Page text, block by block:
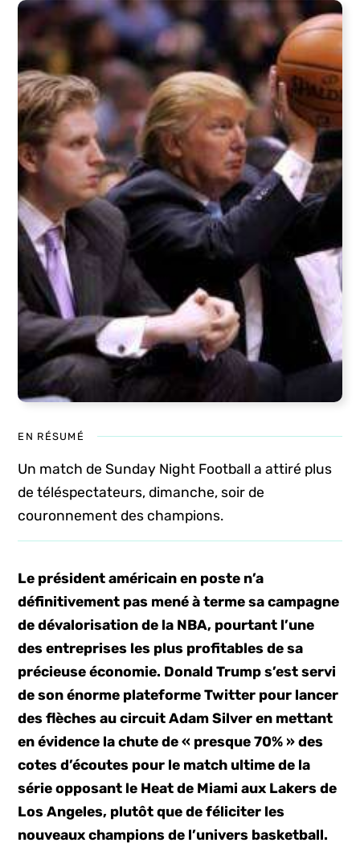
EN RÉSUMÉ
Un match de Sunday Night Football a attiré plus
de téléspectateurs, dimanche, soir de
couronnement des champions.
Le président américain en poste n’a
définitivement pas mené à terme sa campagne
de dévalorisation de la NBA, pourtant l’une
des entreprises les plus profitables de sa
précieuse économie. Donald Trump s’est servi
de son énorme plateforme Twitter pour lancer
des flèches au circuit Adam Silver en mettant
en évidence la chute de « presque 70% » des
cotes d’écoutes pour le match ultime de la
série opposant le Heat de Miami aux Lakers de
Los Angeles, plutôt que de féliciter les
nouveaux champions de l’univers basketball.